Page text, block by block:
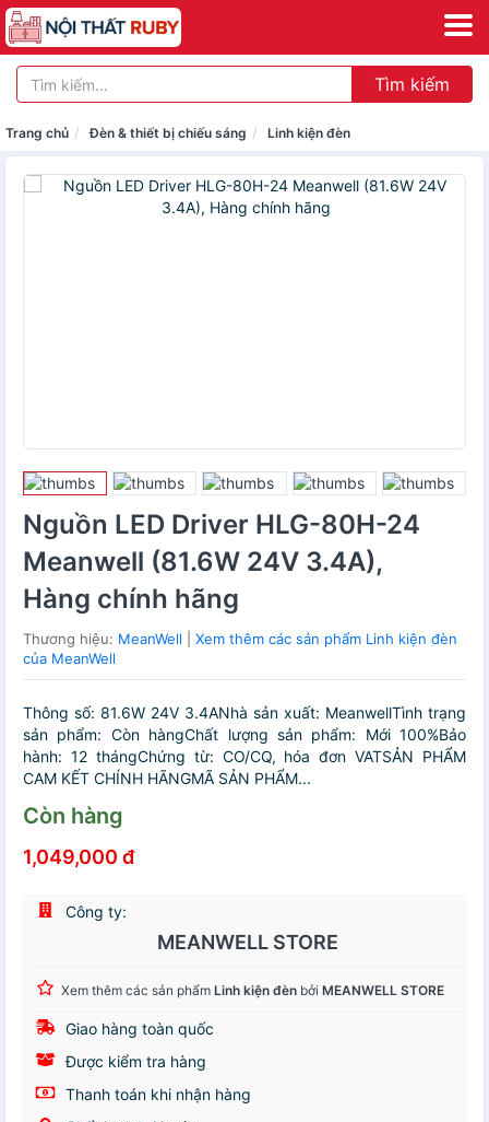
Tìm kiếm
Trang chủ Đèn & thiết bị chiếu sáng Linh kiện đèn
Nguồn LED Driver HLG-80H-24
Meanwell (81.6W 24V 3.4A),
Hàng chính hãng
Thương hiệu: MeanWell
Xem thêm các sản phẩm Linh kiện đèn
của MeanWell
Thông số: 81.6W 24V 3.4ANhà sản xuất: MeanwellTình trạng
sản phẩm: Còn hàngChất lượng sản phẩm: Mới 100%Bảo
hành: 12 thángChứng từ: CO/CQ, hóa đơn VATSẢN PHẨM
CAM KẾT CHÍNH HÃNGMÃ SẢN PHẨM...
Còn hàng
1,049,000 đ
Công ty:
MEANWELL STORE
Xem thêm các sản phẩm Linh kiện đèn bởi MEANWELL STORE
Giao hàng toàn quốc
Được kiểm tra hàng
Thanh toán khi nhận hàng